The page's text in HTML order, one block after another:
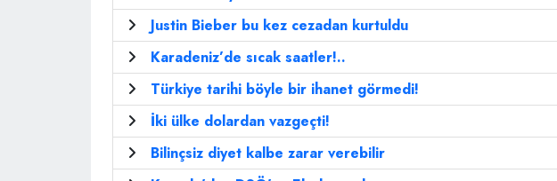
Justin Bieber bu kez cezadan kurtuldu
Karadeniz’de sıcak saatler!..
Türkiye tarihi böyle bir ihanet görmedi!
İki ülke dolardan vazgeçti!
Bilinçsiz diyet kalbe zarar verebilir